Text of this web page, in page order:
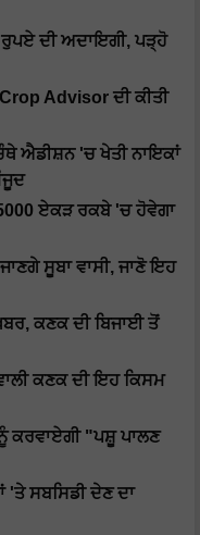
ਦੀ ਅਦਾਇਗੀ, ਪੜ੍ਹੋ
Advisor ਦੀ ਕੀਤੀ
ਐਡੀਸ਼ਨ 'ਚ ਖੇਤੀ ਨਾਇਕਾਂ
ਏਕੜ ਰਕਬੇ 'ਚ ਹੋਵੇਗਾ
ਸੂਬਾ ਵਾਸੀ, ਜਾਣੋ ਇਹ
ਕਣਕ ਦੀ ਬਿਜਾਈ ਤੋਂ
ਕਣਕ ਦੀ ਇਹ ਕਿਸਮ
ਕਰਵਾਏਗੀ "ਪਸ਼ੂ ਪਾਲਣ
'ਤੇ ਸਬਸਿਡੀ ਦੇਣ ਦਾ